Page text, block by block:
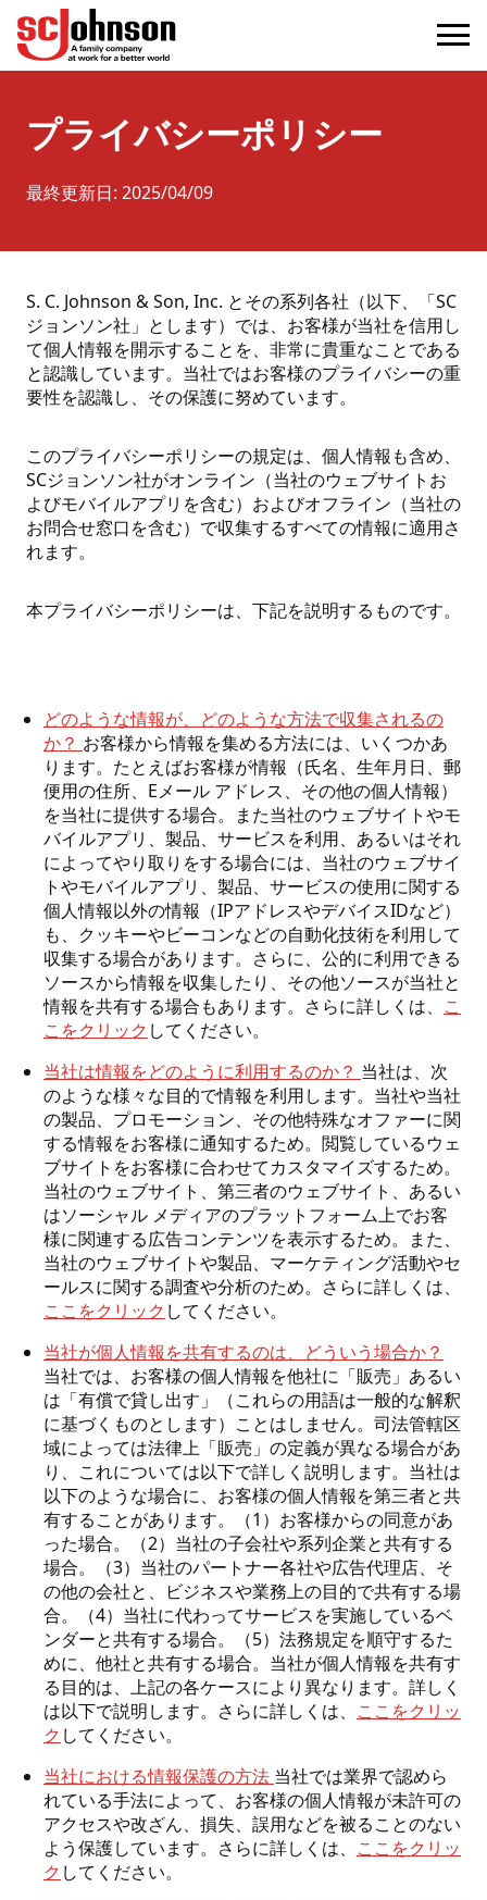
(Opens in a new tab)
プライバシーポリシー
最終更新日: 2025/04/09
S. C. Johnson & Son, Inc. とその系列各社（以下、「SC
ジョンソン社」とします）では、お客様が当社を信用し
て個人情報を開示することを、非常に貴重なことである
と認識しています。当社ではお客様のプライバシーの重
要性を認識し、その保護に努めています。
このプライバシーポリシーの規定は、個人情報も含め、
SCジョンソン社がオンライン（当社のウェブサイトお
よびモバイルアプリを含む）およびオフライン（当社の
お問合せ窓口を含む）で収集するすべての情報に適用さ
れます。
本プライバシーポリシーは、下記を説明するものです。
どのような情報が、どのような方法で収集されるの
か？ お客様から情報を集める方法には、いくつかあ
ります。たとえばお客様が情報（氏名、生年月日、郵
便用の住所、Eメール アドレス、その他の個人情報）
を当社に提供する場合。また当社のウェブサイトやモ
バイルアプリ、製品、サービスを利用、あるいはそれ
によってやり取りをする場合には、当社のウェブサイ
トやモバイルアプリ、製品、サービスの使用に関する
個人情報以外の情報（IPアドレスやデバイスIDなど）
も、クッキーやビーコンなどの自動化技術を利用して
収集する場合があります。さらに、公的に利用できる
ソースから情報を収集したり、その他ソースが当社と
情報を共有する場合もあります。さらに詳しくは、 こ
こをクリック してください。
当社は情報をどのように利用するのか？ 当社は、次
のような様々な目的で情報を利用します。当社や当社
の製品、プロモーション、その他特殊なオファーに関
する情報をお客様に通知するため。閲覧しているウェ
ブサイトをお客様に合わせてカスタマイズするため。
当社のウェブサイト、第三者のウェブサイト、あるい
はソーシャル メディアのプラットフォーム上でお客
様に関連する広告コンテンツを表示するため。また、
当社のウェブサイトや製品、マーケティング活動やセ
ールスに関する調査や分析のため。さらに詳しくは、
ここをクリック してください。
当社が個人情報を共有するのは、どういう場合か？
当社では、お客様の個人情報を他社に「販売」あるい
は「有償で貸し出す」（これらの用語は一般的な解釈
に基づくものとします）ことはしません。司法管轄区
域によっては法律上「販売」の定義が異なる場合があ
り、これについては以下で詳しく説明します。当社は
以下のような場合に、お客様の個人情報を第三者と共
有することがあります。（1）お客様からの同意があ
った場合。（2）当社の子会社や系列企業と共有する
場合。（3）当社のパートナー各社や広告代理店、そ
の他の会社と、ビジネスや業務上の目的で共有する場
合。（4）当社に代わってサービスを実施しているベ
ンダーと共有する場合。（5）法務規定を順守するた
めに、他社と共有する場合。当社が個人情報を共有す
る目的は、上記の各ケースにより異なります。詳しく
は以下で説明します。さらに詳しくは、 ここをクリッ
ク してください。
当社における情報保護の方法 当社では業界で認めら
れている手法によって、お客様の個人情報が未許可の
アクセスや改ざん、損失、誤用などを被ることのない
よう保護しています。さらに詳しくは、 ここをクリッ
ク してください。